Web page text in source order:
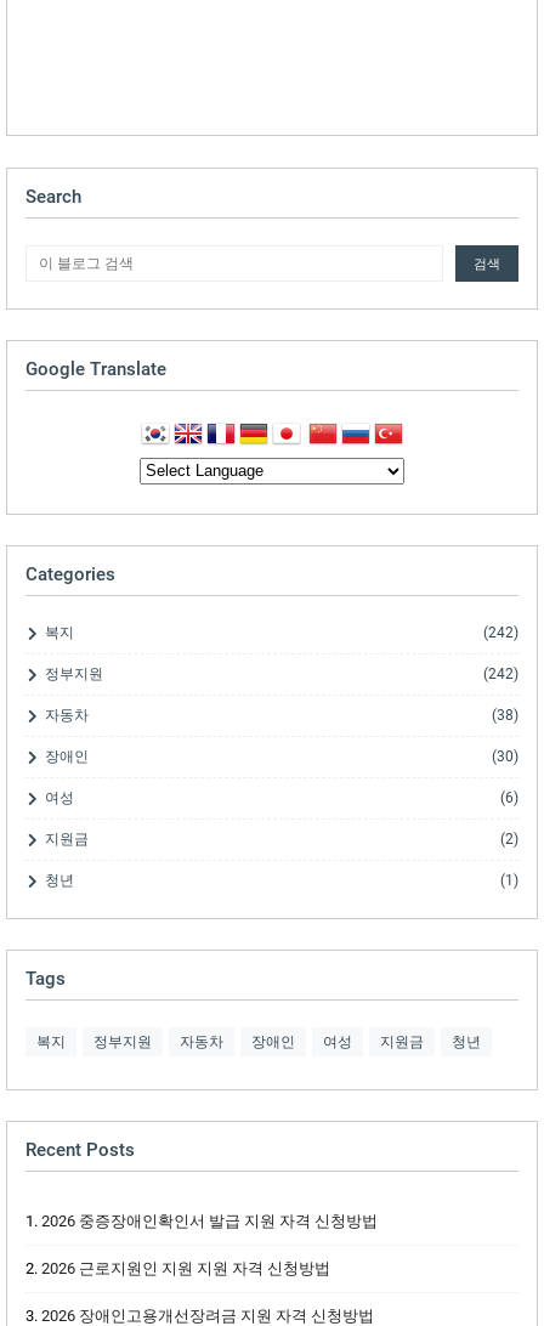
Search
Google Translate
Categories
복지 (242)
정부지원 (242)
자동차 (38)
장애인 (30)
여성 (6)
지원금 (2)
청년 (1)
Tags
복지 정부지원 자동차 장애인 여성 지원금 청년
Recent Posts
2026 중증장애인확인서 발급 지원 자격 신청방법
2026 근로지원인 지원 지원 자격 신청방법
2026 장애인고용개선장려금 지원 자격 신청방법